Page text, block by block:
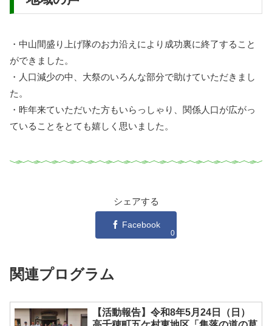
・中山間盛り上げ隊のお力沿えにより成功裏に終了すること
ができました。
・人口減少の中、大祭のいろんな部分で助けていただきまし
た。
・昨年来ていただいた方もいらっしゃり、関係人口が広がっ
ていることをとても嬉しく思いました。
シェアする
Facebook
0
関連プログラム
【活動報告】令和8年5月24日（日）